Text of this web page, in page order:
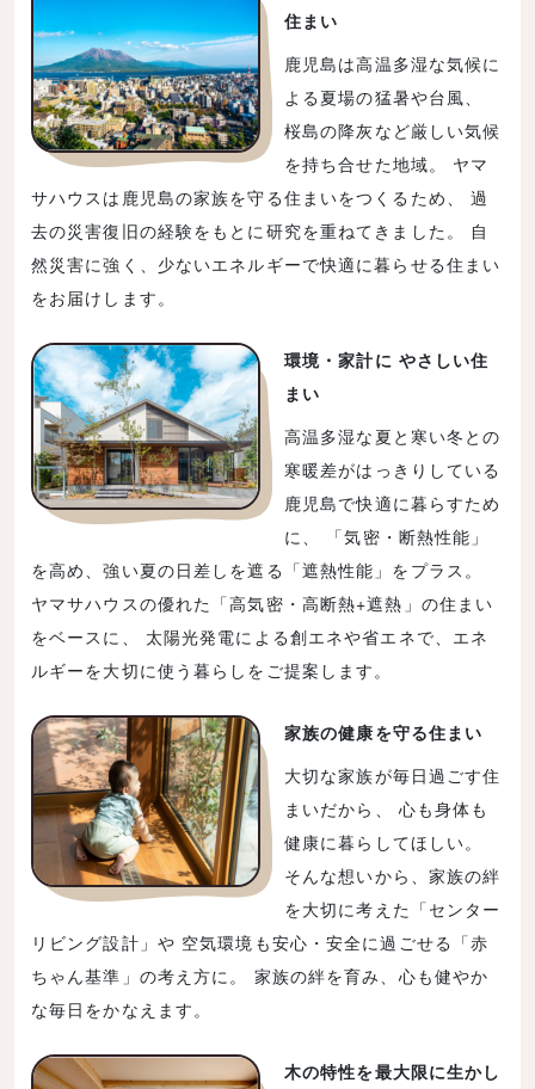
住まい
鹿児島は高温多湿な気候に
よる夏場の猛暑や台風、
桜島の降灰など厳しい気候
を持ち合せた地域。 ヤマ
サハウスは鹿児島の家族を守る住まいをつくるため、 過
去の災害復旧の経験をもとに研究を重ねてきました。 自
然災害に強く、少ないエネルギーで快適に暮らせる住まい
をお届けします。
環境・家計に やさしい住
まい
高温多湿な夏と寒い冬との
寒暖差がはっきりしている
鹿児島で快適に暮らすため
に、 「気密・断熱性能」
を高め、強い夏の日差しを遮る「遮熱性能」をプラス。
ヤマサハウスの優れた「高気密・高断熱+遮熱」の住まい
をベースに、 太陽光発電による創エネや省エネで、エネ
ルギーを大切に使う暮らしをご提案します。
家族の健康を守る住まい
大切な家族が毎日過ごす住
まいだから、 心も身体も
健康に暮らしてほしい。
そんな想いから、家族の絆
を大切に考えた「センター
リビング設計」や 空気環境も安心・安全に過ごせる「赤
ちゃん基準」の考え方に。 家族の絆を育み、心も健やか
な毎日をかなえます。
木の特性を最大限に生かし